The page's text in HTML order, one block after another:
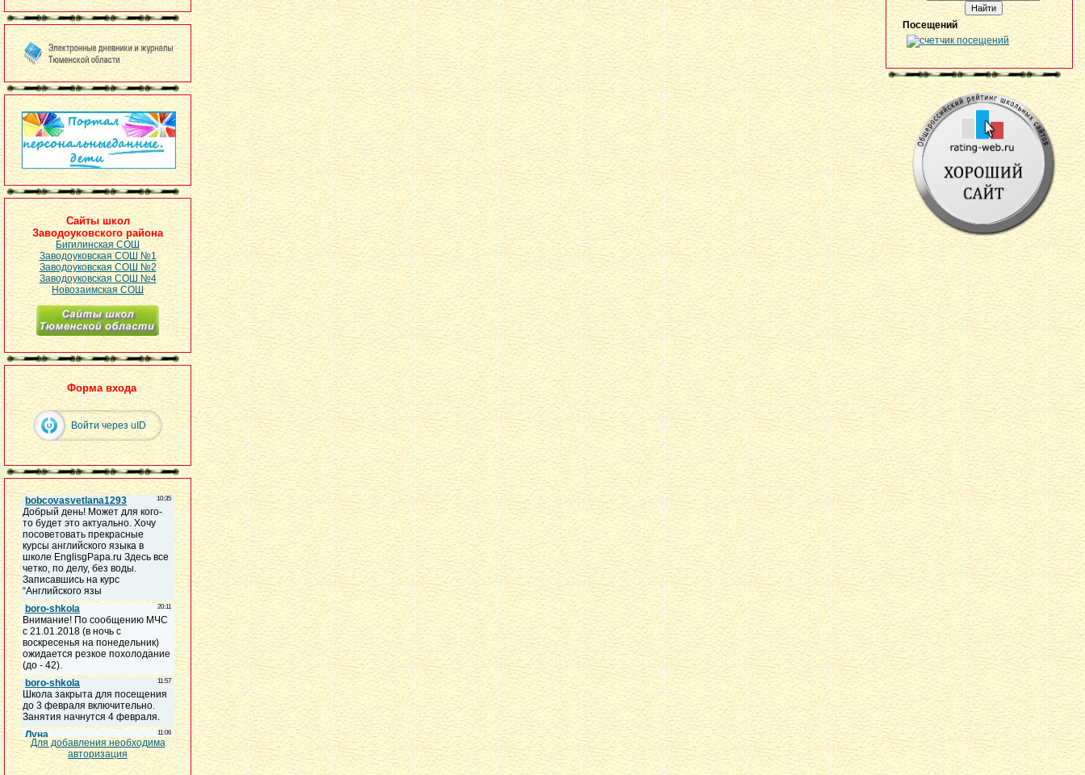
Сайты школ
Заводоуковского района
Бигилинская СОШ
Заводоуковская СОШ №1
Заводоуковская СОШ №2
Заводоуковская СОШ №4
Новозаимская СОШ
Форма входа
Войти через uID
Для добавления необходима
авторизация
Посещений